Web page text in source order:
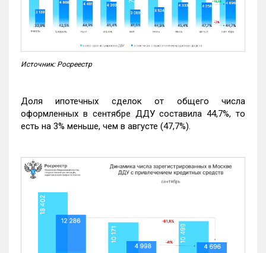
Источник: Росреестр
Доля ипотечных сделок от общего числа
оформленных в сентябре ДДУ составила 44,7%, то
есть на 3% меньше, чем в августе (47,7%).